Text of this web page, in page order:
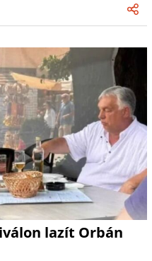
lazít Orbán